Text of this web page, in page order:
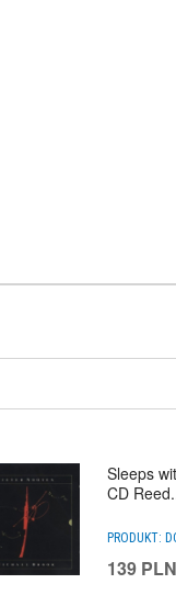
Sleeps
CD
PRODUKT:
139 PLN